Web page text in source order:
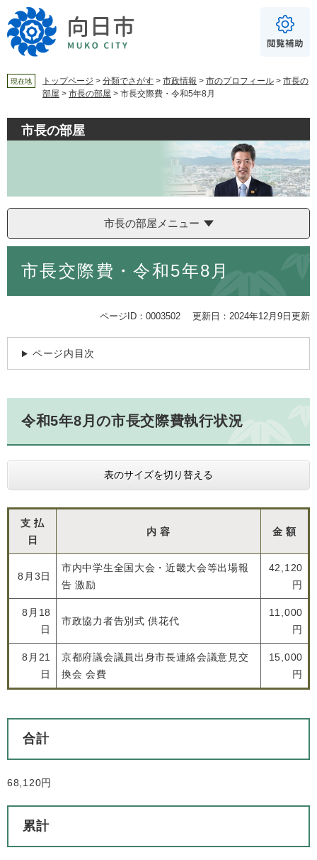
ー
ジ
ニ
ュ
本
For Foreigners
音声読み上げ
ふりがな
なし
文字サイズ 標準
現在地 トップページ > 分類でさがす > 市政情報 > 市のプロフィール > 市長の
部屋 > 市長の部屋 > 市長交際費・令和5年8月
市長の部屋
市長の部屋メニュー
市長交際費・令和5年8月
ページID：0003502 更新日：2024年12月9日更新
ページ内目次
令和5年8月の市長交際費執行状況
表のサイズを切り替える
支 払
日
内 容 金 額
8月3日
市内中学生全国大会・近畿大会等出場報
告 激励
42,120
円
8月18
日
市政協力者告別式 供花代
11,000
円
8月21
日
京都府議会議員出身市長連絡会議意見交
換会 会費
15,000
円
合計
68,120円
累計